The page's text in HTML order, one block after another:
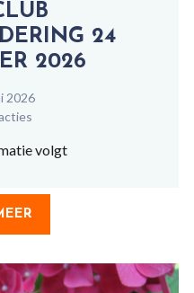
24
2026
2026
volgt